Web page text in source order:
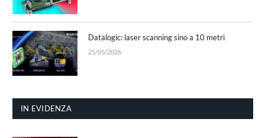
Datalogic: laser scanning sino a 10 metri
25/05/2026
IN EVIDENZA